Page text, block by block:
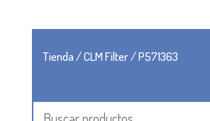
Tienda/CLM Filter/ P571363